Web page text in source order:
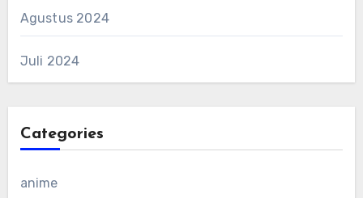
Agustus 2024
Juli 2024
Categories
anime